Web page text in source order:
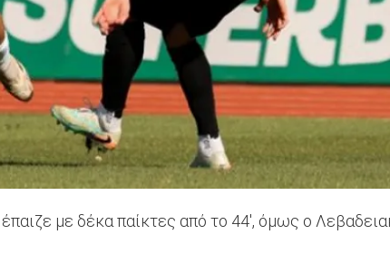
με δέκα παίκτες από το 44', όμως ο